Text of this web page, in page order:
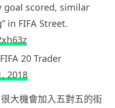
goal scored, similar
in FIFA Street.
20 Trader
2018
大機會加入五對五的街